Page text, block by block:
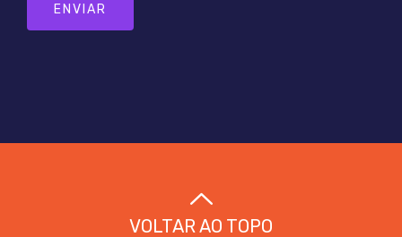
ENVIAR
VOLTAR AO TOPO